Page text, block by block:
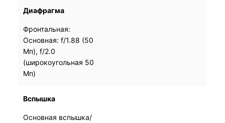
Диафрагма
Фронтальная:
Основная: f/1.88 (50
Мп), f/2.0
(широкоугольная 50
Мп)
Фронтальная:
Основная: f/1.88 (50
Мп), f/2.0
(широкоугольная 50
Мп)
Вспышка
Основная вспышка/
Основная вспышка/